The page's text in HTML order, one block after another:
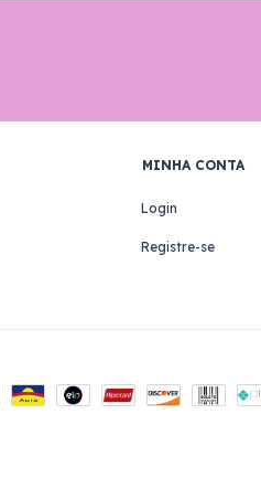
MINHA CONTA
Login
Registre-se